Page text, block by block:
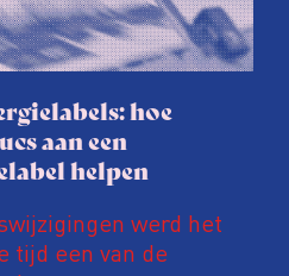
hoe
aan een
helpen
werd het
tijd een van de